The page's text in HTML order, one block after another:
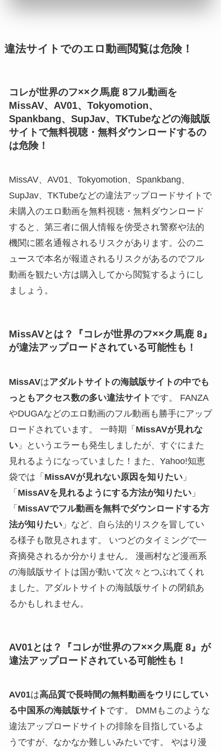
違法サイトでのエロ動画閲覧は危険！
コレが世界のフ××ク馬鹿 8フル動画を
MissAV、AV01、Tokyomotion、
Spankbang、SupJav、TKTubeなどの海賊版
サイトで無料視聴・無料ダウンロードするの
は危険！
MissAV、AV01、Tokyomotion、Spankbang、
SupJav、TKTubeなどの違法アップロードサイトで
未購入のエロ動画を無料視聴・無料ダウンロード
すると、第三者に個人情報を傍受され警察や法的
機関に匿名通報されるリスクがあります。公のニ
ュースで本名が報道されるリスクがあるのでフル
動画を観たい方は購入してから閲覧するようにし
ましょう。
MissAVとは？『コレが世界のフ××ク馬鹿 8』
が違法アップロードされている可能性も！
MissAVはアダルトサイトの海賊版サイトの中でも
っともアクセス数の多い違法サイト です。 FANZA
やDUGAなどのエロ動画のフル動画も勝手にアップ
ロードされています。 一時期「 MissAVが見れな
い」というエラーも発生しましたが、すぐにまた
見れるようになっていました！また、Yahoo!知恵
袋では「 MissAVが見れない原因を知りたい」
「 MissAVを見れるようにする方法が知りたい」
「 MissAVでフル動画を無料でダウンロードする方
法が知りたい」など、自ら法的リスクを冒してい
る様子も散見されます。 いつどのタイミングで一
斉摘発されるか分かりません。 漫画村など漫画系
の海賊版サイトは国が動いて次々とつぶれてくれ
ました。アダルトサイトの海賊版サイトの閉鎖あ
るかもしれません。
AV01とは？『コレが世界のフ××ク馬鹿 8』が
違法アップロードされている可能性も！
AV01は高品質で長時間の無料動画をウリにしてい
る中国系の海賊版サイト です。 DMMもこのような
違法アップロードサイトの排除を目指しているよ
うですが、なかなか難しいみたいです。 やはり漫